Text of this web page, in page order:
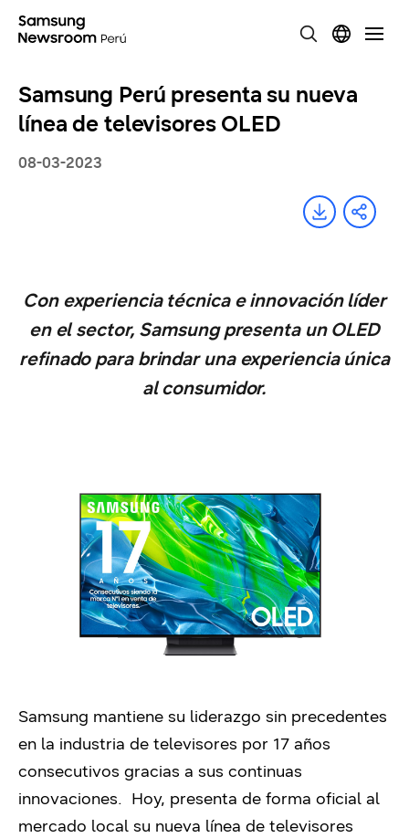
Samsung Perú presenta su nueva
línea de televisores OLED
08-03-2023
Con experiencia técnica e innovación líder
en el sector, Samsung presenta un OLED
refinado para brindar una experiencia única
al consumidor.
Samsung mantiene su liderazgo sin precedentes
en la industria de televisores por 17 años
consecutivos gracias a sus continuas
innovaciones. Hoy, presenta de forma oficial al
mercado local su nueva línea de televisores